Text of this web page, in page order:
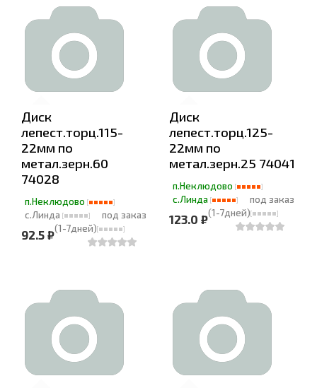
Диск
лепест.торц.115-
22мм по
метал.зерн.60
74028
п.Неклюдово
с.Линда
под заказ
(1-7дней)
92.5 ₽
Диск
лепест.торц.125-
22мм по
метал.зерн.25 74041
п.Неклюдово
с.Линда
под заказ
(1-7дней)
123.0 ₽